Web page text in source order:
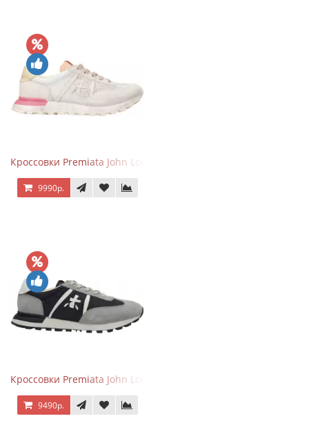
Кроссовки Premiata John Low Gray Pink
9990р.
Кроссовки Premiata John Low Grey Black
9490р.